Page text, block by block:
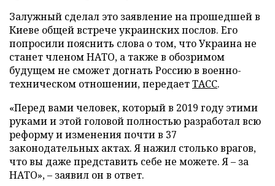
Залужный сделал это заявление на прошедшей в
Киеве общей встрече украинских послов. Его
попросили пояснить слова о том, что Украина не
станет членом НАТО, а также в обозримом
будущем не сможет догнать Россию в военно-
техническом отношении, передаетТАСС.
«Перед вами человек, который в 2019 году этими
руками и этой головой полностью разработал всю
реформу и изменения почти в 37
законодательных актах. Я нажил столько врагов,
что вы даже представить себе не можете. Я – за
НАТО», – заявил он в ответ.